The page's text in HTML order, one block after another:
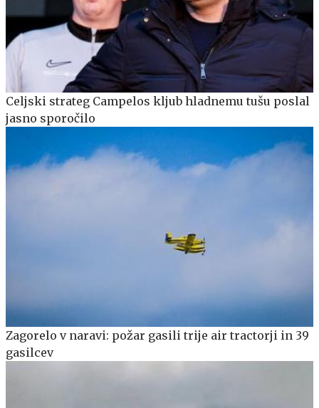
Celjski strateg Campelos kljub hladnemu tušu poslal
jasno sporočilo
Zagorelo v naravi: požar gasili trije air tractorji in 39
gasilcev